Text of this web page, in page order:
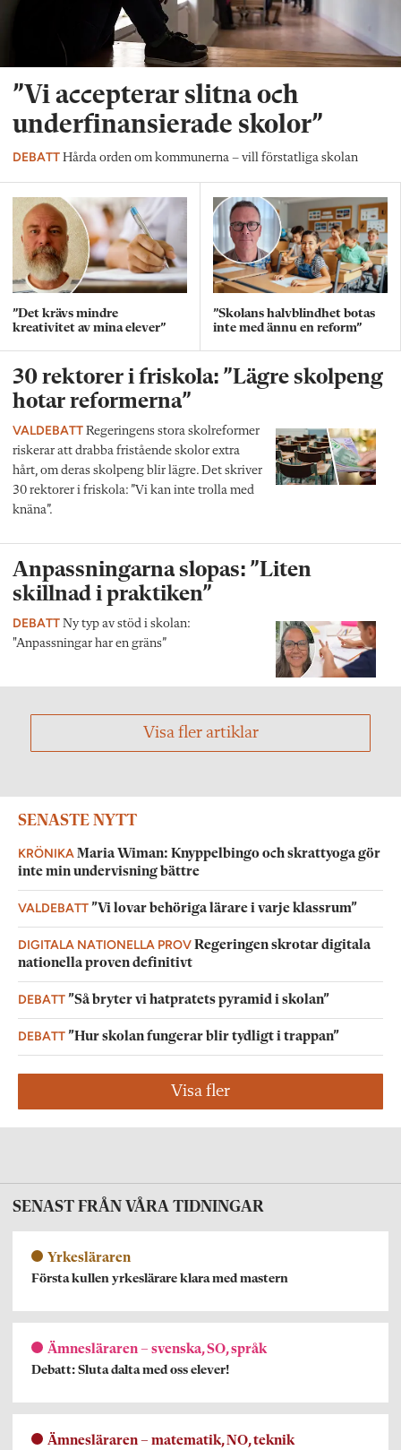
”Vi accepterar slitna och
underfinansierade skolor”
DEBATT Hårda orden om kommunerna – vill förstatliga skolan
”Det krävs mindre
kreativitet av mina elever”
”Skolans halvblindhet botas
inte med ännu en reform”
30 rektorer i friskola: ”Lägre skolpeng
hotar reformerna”
VALDEBATT Regeringens stora skolreformer
riskerar att drabba fristående skolor extra
hårt, om deras skolpeng blir lägre. Det skriver
30 rektorer i friskola: ”Vi kan inte trolla med
knäna”.
Anpassningarna slopas: ”Liten
skillnad i praktiken”
DEBATT Ny typ av stöd i skolan:
"Anpassningar har en gräns”
Visa fler artiklar
SENASTE NYTT
KRÖNIKA Maria Wiman: Knyppelbingo och skrattyoga gör
inte min undervisning bättre
VALDEBATT”Vi lovar behöriga lärare i varje klassrum”
DIGITALA NATIONELLA PROVRegeringen skrotar digitala
nationella proven definitivt
DEBATT”Så bryter vi hatpratets pyramid i skolan”
DEBATT”Hur skolan fungerar blir tydligt i trappan”
Visa fler
SENAST FRÅN VÅRA TIDNINGAR
Yrkesläraren
Första kullen yrkeslärare klara med mastern
Ämnesläraren – svenska, SO, språk
Debatt: Sluta dalta med oss elever!
Ämnesläraren – matematik, NO, teknik